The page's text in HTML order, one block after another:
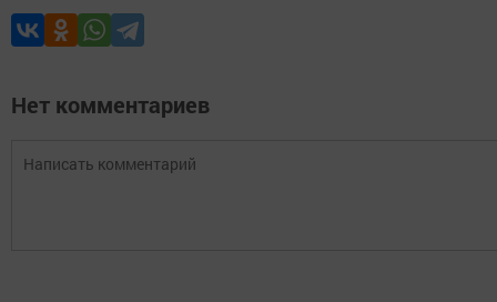
Нет комментариев